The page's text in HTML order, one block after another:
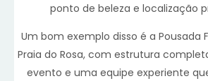
ponto de beleza e localização
Um bom exemplo disso é a Pousada
Praia do Rosa, com estrutura
evento e uma equipe experiente